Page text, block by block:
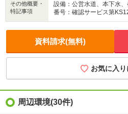
その他概要・
特記事項
設備：公営水道、本下水
番号：確認サービス第
資料請求(無料)
お気に入り
周辺環境(30件)